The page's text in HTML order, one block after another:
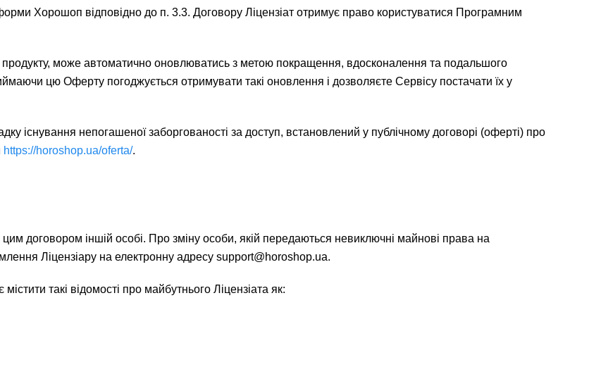
Хорошоп відповідно до п. 3.3. Договору Ліцензіат отримує право користуватися Програмним
може автоматично оновлюватись з метою покращення, вдосконалення та подальшого
цю Оферту погоджується отримувати такі оновлення і дозволяєте Сервісу постачати їх у
існування непогашеної заборгованості за доступ, встановлений у публічному договорі (оферті) про
https://horoshop.ua/oferta/.
договором іншій особі. Про зміну особи, якій передаються невиключні майнові права на
Ліцензіару на електронну адресу support@horoshop.ua.
такі відомості про майбутнього Ліцензіата як: